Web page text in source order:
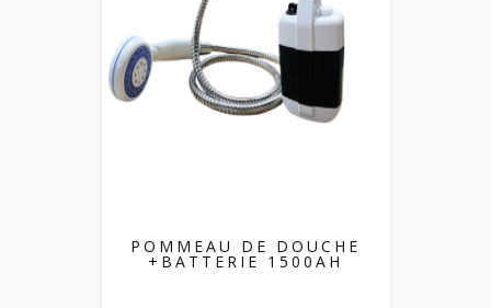
POMMEAU DE DOUCHE
+BATTERIE 1500AH